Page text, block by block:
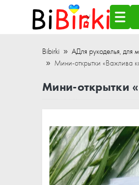
Bibirki АДля рукоделья, для
Мини-открытки «Важлива
Мини-открытки